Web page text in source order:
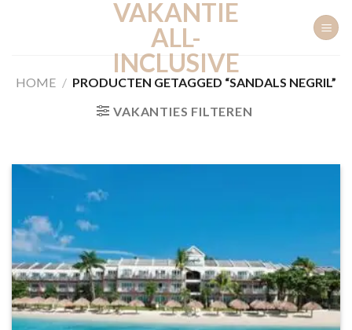
VAKANTIE
ALL-
INCLUSIVE
HOME / PRODUCTEN GETAGGED “SANDALS NEGRIL”
VAKANTIES FILTEREN